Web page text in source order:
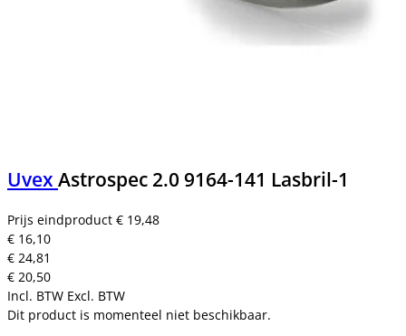
Uvex Astrospec 2.0 9164-141 Lasbril-1
Prijs eindproduct € 19,48
€ 16,10
€ 24,81
€ 20,50
Incl. BTW Excl. BTW
Dit product is momenteel niet beschikbaar.